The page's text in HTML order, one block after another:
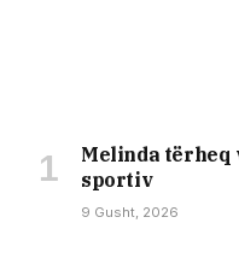
Melinda tërheq
sportiv
9 Gusht, 2026